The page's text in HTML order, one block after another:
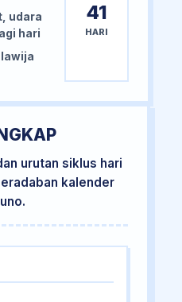
udara
hari
41
HARI
urutan siklus hari
kalender